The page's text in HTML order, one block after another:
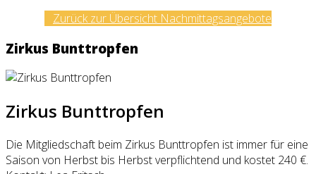
Zurück zur Übersicht Nachmittagsangebote
Zirkus Bunttropfen
Zirkus Bunttropfen
Die Mitgliedschaft beim Zirkus Bunttropfen ist immer für eine
Saison von Herbst bis Herbst verpflichtend und kostet 240 €.